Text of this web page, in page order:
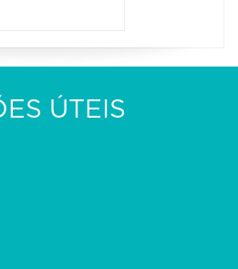
ÚTEIS